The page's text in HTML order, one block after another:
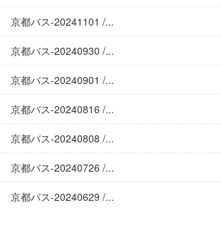
京都バス-20241101 /...
京都バス-20240930 /...
京都バス-20240901 /...
京都バス-20240816 /...
京都バス-20240808 /...
京都バス-20240726 /...
京都バス-20240629 /...